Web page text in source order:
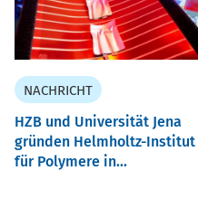
NACHRICHT
HZB und Universität Jena
gründen Helmholtz-Institut
für Polymere in...